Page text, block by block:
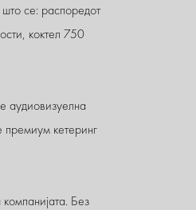
се: распоредот
коктел 750
аудиовизуелна
кетеринг
Без